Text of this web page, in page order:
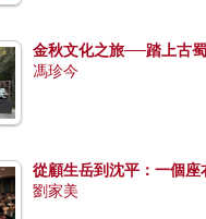
金秋文化之旅──踏上古
馮珍今
從顧生岳到沈平：一個座
劉家美